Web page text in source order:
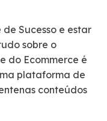
Sucesso e estar
sobre o
do Ecommerce é
plataforma de
conteúdos